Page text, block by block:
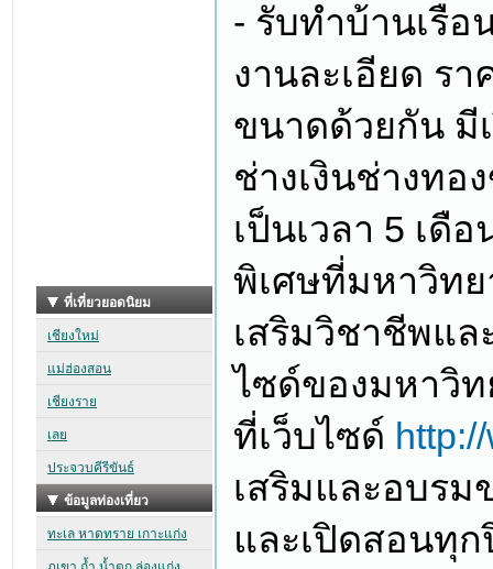
- รับทำบ้านเรือ
งานละเอียด ร
ขนาดด้วยกัน มี
ช่างเงินช่างทอ
เป็นเวลา 5 เดื
พิเศษที่มหาวิทย
เสริมวิชาชีพแล
ไซด์ของมหาวิ
ที่เว็บไซด์
เสริมและอบรม
และเปิดสอนทุ